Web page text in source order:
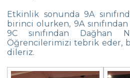
Kabataş Model Birleşmiş
Konferansından İki Ödül
Çevre Kolejinde 19 Mayıs
Yıldız Kız Takımımız
Etkinlik sonunda 9A
birinci olurken, 9A
9C sınıfından Dağhan
Öğrencilerimizi tebrik eder,
dileriz.